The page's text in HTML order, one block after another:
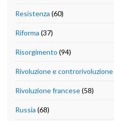
Resistenza (60)
Riforma (37)
Risorgimento (94)
Rivoluzione e controrivoluzione
Rivoluzione francese(58)
Russia (68)